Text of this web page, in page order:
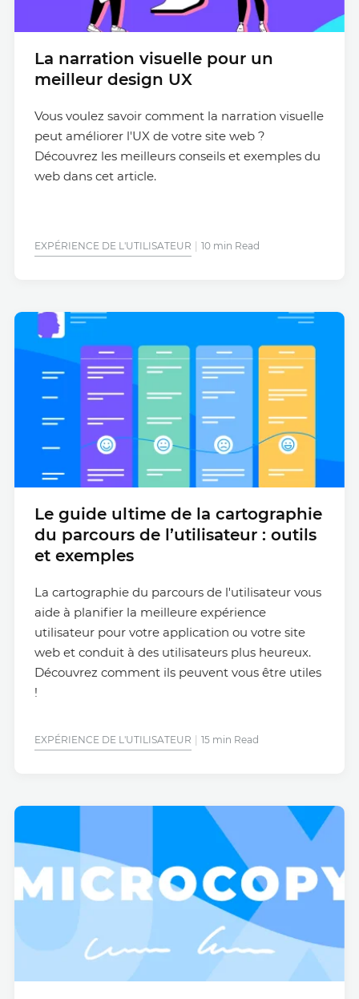
La narration visuelle pour un
meilleur design UX
Vous voulez savoir comment la narration visuelle
peut améliorer l'UX de votre site web ?
Découvrez les meilleurs conseils et exemples du
web dans cet article.
EXPÉRIENCE DE L'UTILISATEUR 10 min Read
Le guide ultime de la cartographie
du parcours de l’utilisateur : outils
et exemples
La cartographie du parcours de l'utilisateur vous
aide à planifier la meilleure expérience
utilisateur pour votre application ou votre site
web et conduit à des utilisateurs plus heureux.
Découvrez comment ils peuvent vous être utiles
!
EXPÉRIENCE DE L'UTILISATEUR 15 min Read